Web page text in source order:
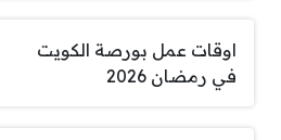
اوقات عمل بورصة الكويت
في رمضان 2026